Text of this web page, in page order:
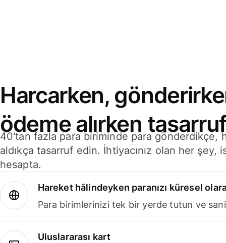
Harcarken,
ödeme alırken
40'tan fazla para biriminde para gönderdikçe,
aldıkça tasarruf edin. İhtiyacınız olan her
hesapta.
Hareket hâlindeyken paranızı küresel
Para birimlerinizi tek bir yerde tutun ve
Uluslararası kart